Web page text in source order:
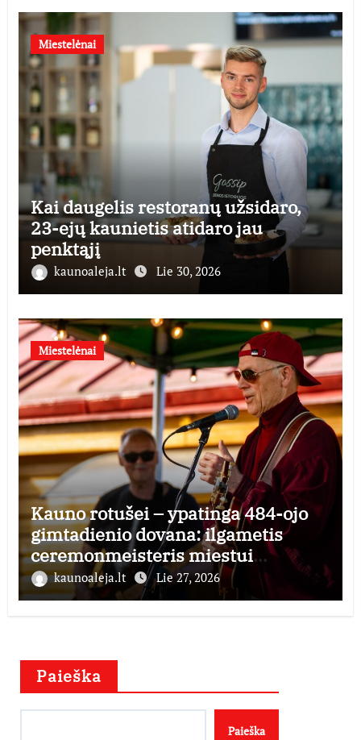
Miestelėnai
Kai daugelis restoranų užsidaro,
23-ejų kaunietis atidaro jau
penktąjį
kaunoaleja.lt Lie 30, 2026
Miestelėnai
Kauno rotušei – ypatinga 484-ojo
gimtadienio dovana: ilgametis
ceremonmeisteris miestui
perduoda dešimtmečius kauptą
istorijos kolekciją
kaunoaleja.lt Lie 27, 2026
Paieška
Paieška